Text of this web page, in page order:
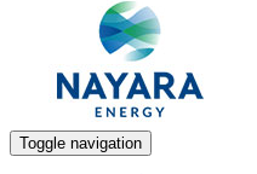
Toggle navigation